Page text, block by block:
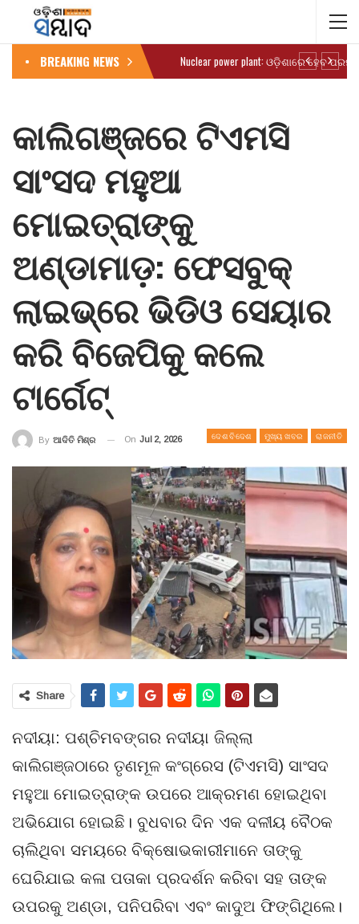
BREAKING NEWS
କାଲିଗଞ୍ଜରେ ଟିଏମସି
ସାଂସଦ ମହୁଆ
ମୋଇତ୍ରାଙ୍କୁ
ଅଣ୍ଡାମାଡ଼: ଫେସବୁକ୍
ଲାଇଭ୍‌ରେ ଭିଡିଓ ସେୟାର
କରି ବିଜେପିକୁ କଲେ
ଟାର୍ଗେଟ୍
ଦେଶ ବିଦେଶ ମୁଖ୍ୟ ଖବର ରାଜନୀତି
By ଆଦିତି ମିଶ୍ର On Jul 2, 2026
Share
ନଦୀୟା: ପଶ୍ଚିମବଙ୍ଗର ନଦୀୟା ଜିଲ୍ଲା
କାଲିଗଞ୍ଜଠାରେ ତୃଣମୂଳ କଂଗ୍ରେସ (ଟିଏମସି) ସାଂସଦ
ମହୁଆ ମୋଇତ୍ରାଙ୍କ ଉପରେ ଆକ୍ରମଣ ହୋଇଥିବା
ଅଭିଯୋଗ ହୋଇଛି। ବୁଧବାର ଦିନ ଏକ ଦଳୀୟ ବୈଠକ
ଚାଲିଥିବା ସମୟରେ ବିକ୍ଷୋଭକାରୀମାନେ ତାଙ୍କୁ
ଘେରିଯାଇ କଳା ପତାକା ପ୍ରଦର୍ଶନ କରିବା ସହ ତାଙ୍କ
ଉପରକୁ ଅଣ୍ଡା, ପନିପରିବା ଏବଂ କାଦୁଅ ଫିଙ୍ଗିଥିଲେ।